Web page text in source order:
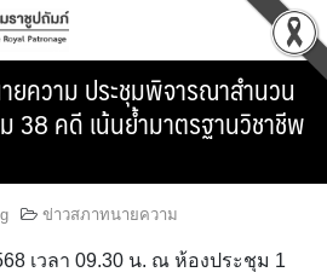
ความ ประชุมพิจารณาสำนวน
38 คดี เน้นย้ำมาตรฐานวิชาชีพ
ข่าวสภาทนายความ
เวลา 09.30 น. ณ ห้องประชุม 1